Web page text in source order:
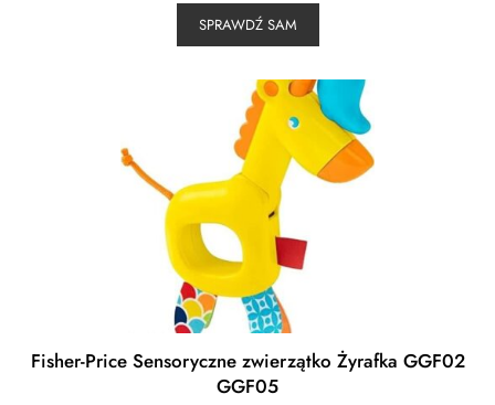
SPRAWDŹ SAM
Fisher-Price Sensoryczne zwierzątko Żyrafka GGF02
GGF05